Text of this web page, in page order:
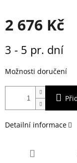
2 676 Kč
cena:
3 - 5 pr. dní
Možnosti doručení
Detailní informace